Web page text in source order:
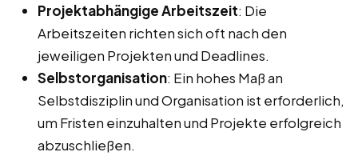
Projektabhängige Arbeitszeit: Die
Arbeitszeiten richten sich oft nach den
jeweiligen Projekten und Deadlines.
Selbstorganisation: Ein hohes Maß an
Selbstdisziplin und Organisation ist erforderlich,
um Fristen einzuhalten und Projekte erfolgreich
abzuschließen.